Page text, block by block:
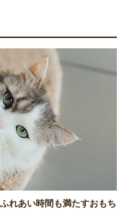
れあい時間も満たすおもち